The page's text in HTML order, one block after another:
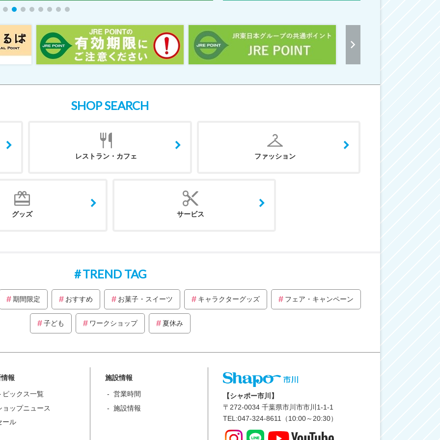
SHOP SEARCH
レストラン・カフェ ファッション
グッズ サービス
TREND TAG
期間限定 おすすめ お菓子・スイーツ キャラクターグッズ フェア・キャンペーン
子ども ワークショップ 夏休み
報
ピックス一覧
ョップニュース
ール
施設情報
営業時間
施設情報
【シャポー市川】
〒 272-0034 千葉県市川市市川1-1-1
TEL:047-324-8611（10:00～20:30）